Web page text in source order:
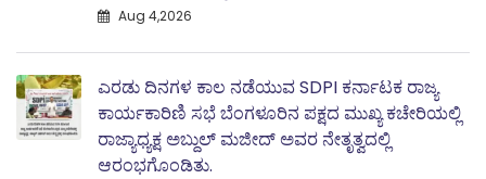
Aug 4,2026
ಎರಡು ದಿನಗಳ ಕಾಲ ನಡೆಯುವ SDPI ಕರ್ನಾಟಕ ರಾಜ್ಯ
ಕಾರ್ಯಕಾರಿಣಿ ಸಭೆ ಬೆಂಗಳೂರಿನ ಪಕ್ಷದ ಮುಖ್ಯ ಕಚೇರಿಯಲ್ಲಿ
ರಾಜ್ಯಾಧ್ಯಕ್ಷ ಅಬ್ದುಲ್‌ ಮಜೀದ್ ಅವರ ನೇತೃತ್ವದಲ್ಲಿ
ಆರಂಭಗೊಂಡಿತು.